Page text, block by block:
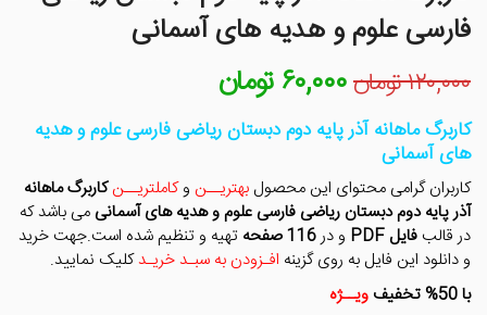
فارسی علوم و هدیه های آسمانی
۱۲۰,۰۰۰تومانقیمت
اصلی
۱۲۰,۰۰۰ تومان
بود.
۶۰,۰۰۰تومان
۶۰,۰۰۰ تومان
است.
کاربرگ ماهانه آذر پایه دوم دبستان ریاضی فارسی علوم و هدیه
های آسمانی
کاربران گرامی محتوای این محصول بهتریــن وکاملتریــنکاربرگ ماهانه
آذر پایه دوم دبستان ریاضی فارسی علوم و هدیه های آسمانی می باشد که
در قالب فایل PDF و در116 صفحه
تهیه و تنظیم شده است.جهت خرید
و دانلود این فایل به روی گزینه افـزودن به سبـد خریـدکلیک نمایید.
با 50% تخفیف
ویــژه